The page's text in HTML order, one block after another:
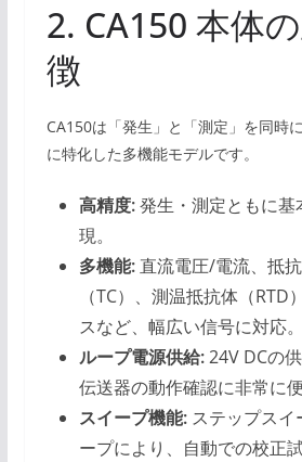
2. CA150 本体
徴
CA150は「発生」と「測定」を同時
に特化した多機能モデルです。
高精度:発生・測定ともに基
現。
多機能:直流電圧/電流、抵
（TC）、測温抵抗体（RTD
スなど、幅広い信号に対応。
ループ電源供給:24V DCの
伝送器の動作確認に非常に便
スイープ機能:ステップスイ
ープにより、自動での校正